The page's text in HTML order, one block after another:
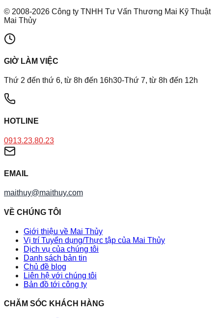
© 2008-2026 Công ty TNHH Tư Vấn Thương Mai Kỹ Thuật
Mai Thủy
GIỜ LÀM VIỆC
Thứ 2 đến thứ 6, từ 8h đến 16h30-Thứ 7, từ 8h đến 12h
HOTLINE
0913.23.80.23
EMAIL
maithuy@maithuy.com
VỀ CHÚNG TÔI
Giới thiệu về Mai Thủy
Vị trí Tuyển dụng/Thực tập của Mai Thủy
Dịch vụ của chúng tôi
Danh sách bản tin
Chủ đề blog
Liên hệ với chúng tôi
Bản đồ tới công ty
CHĂM SÓC KHÁCH HÀNG